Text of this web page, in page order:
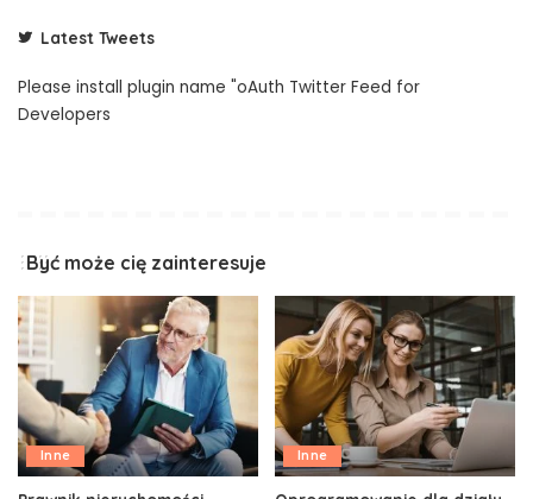
Latest Tweets
Please install plugin name "oAuth Twitter Feed for
Developers
Być może cię zainteresuje
Inne Inne